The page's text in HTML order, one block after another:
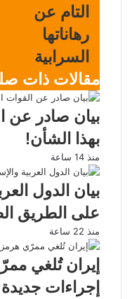
التام عن
رهاناتها
السرابية
مقالات ذات
بيان صادر عن
بهذا الشأن!
منذ 14 ساعة
بيان الدول
على الطريق
منذ 22 ساعة
إيران تُلغي
إجراءات جديدة